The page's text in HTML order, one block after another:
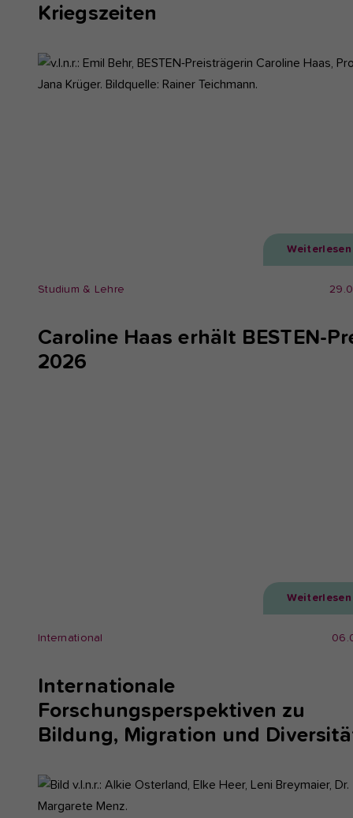
Kriegszeiten
Weiterlesen
Studium & Lehre
Caroline Haas erhält BESTEN-
2026
Weiterlesen
International
Internationale
Forschungsperspektiven zu
Bildung, Migration und